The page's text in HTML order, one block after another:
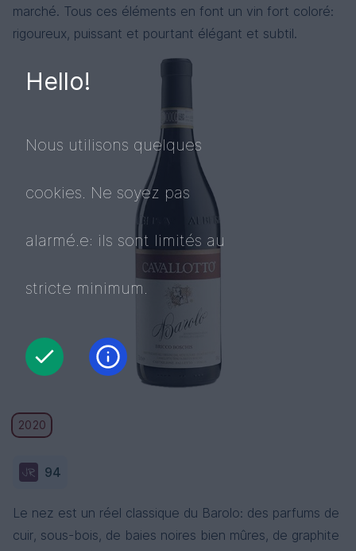
marché. Tous ces éléments en font un vin fort coloré:
rigoureux, puissant et pourtant élégant et subtil.
2020
94
Le nez est un réel classique du Barolo: des parfums de
cuir, sous-bois, de baies noires bien mûres, de graphite
Hello!
Nous utilisons quelques
cookies. Ne soyez pas
alarmé.e: ils sont limités au
stricte minimum.